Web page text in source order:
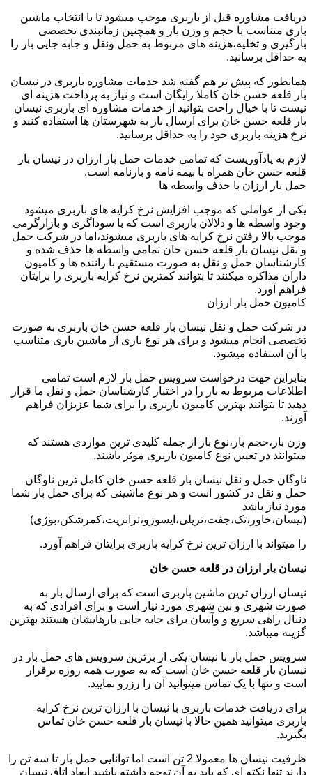
دریافت مشاوره قبل از باربری موجب میشود تا با انتخاب ماشین
باری متناسب با حجم و وزن بار و همچنین زمانبندی تخصصی
بارگیری و تخلیه،هزینه های مربوط به حمل ونقل و جابه جایی بار را
به حداقل برسانید.
همانطور که پیش تر هم گفته شد خدمات مشاوره باربری در نیسان
بار قلعه حسن خان کاملا رایگان است و نیاز به پرداخت هزینه ای
نیست تا با خیال راحت بتوانید از خدمات مشاوره ای باربری نیسان
بار قلعه حسن خان برای ارسال بار به شهرستان ها استفاده کنید و
نرخ هزینه باربری خود را به حداقل برسانید.
لازم به یادآوریست که تمامی خدمات حمل بار ارزان در نیسان بار
قلعه حسن خان همراه با بیمه نامه و بارنامه است.
حمل بار ارزان با حذف واسطه ها
یکی از عواملی که موجب افزایش نرخ کرایه های باربری میشود
وجود واسطه ها و دلالان باربری است که با سوداگری و بازارگرمی
موجب بالا رفتن نرخ کرایه های باربری میشوند،اما در شرکت حمل
و نقل نیسان بار قلعه حسن خان تمامی واسطه ها حذف شده و
کارشناسان حمل و نقل به صورت مستقیم با راننده ها و کامیون
داران مذاکره میکنند تا بتوانند کمترین نرخ کرایه باربری را برایتان
فراهم آورد.
کامیون حمل بار ارزان
در شرکت حمل و نقل نیسان بار قلعه حسن خان باربری به صورت
تخصصی انجام میشود و برای هر نوع باری از ماشین باری متناسب
با آن استفاده میشود.
بنابراین جهت درخواست سرویس حمل بار لازم است تمامی
اطلاعات مربوط به بار را در اختیار کارشناسان حمل و نقل ما قرار
دهید تا بتوانند بهترین کامیون باربری را برای شما عزیزان فراهم
آورند.
وزن بار،حجم بار،نوع بار از جمله کلیدی ترین مواردی هستند که
میتوانند در تعیین نوع کامیون باربری موثر باشند.
ناوگان حمل و نقل نیسان بار قلعه حسن خان کامل ترین ناوگان
حمل و نقل در کشور است و هر نوع ماشینی که برای حمل بار شما
مورد نیاز باشد
(نیسان،خاور،تک،جفت،تریلی،ایسوزو،ترانزیت،کمرشکن،بوژی)
را میتواند با ارزان ترین نرخ کرایه باربری برایتان فراهم آورد.
نیسان بار ارزان در قلعه حسن خان
نیسان ارزان ترین ماشین باربری است که برای ارسال بار به
صورت شهری و بین شهری مورد نیاز است و برای افرادی که به
دنبال راهی سریع و وآسان برای جابه جایی بارهایشان هستند بهترین
گزینه میباشد.
سرویس حمل بار با نیسان یکی از برترین سرویس های حمل بار در
نیسان بار قلعه حسن خان است که به صورت همه روزه برقرار
است و تنها با یک تماس میتوانید آن را رزرو نمایید.
برای دریافت خدمات باربری با نیسان با ارزان ترین نرخ کرایه
باربری میتوانید همین حالا با نیسان بار قلعه حسن خان تماس
بگیرید.
ظرفیت نیسان ها معمولا 2 تن است اما توانایی حمل بار تا سه تن را
دارند تنها نکته ای که باید به آن توجه داشته باشید ابعاد اتاق نیسان